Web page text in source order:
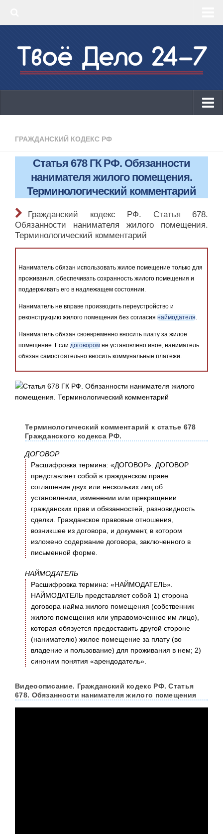
‣ КБК 2019
КБК 2019
ОКВЭД 2019
Онлайн-кассы 2019: 54-ФЗ!
Законодательство
ГРАЖДАНСКИЙ КОДЕКС РФ
Статья 678 ГК РФ. Обязанности
нанимателя жилого помещения.
Терминологический комментарий
Гражданский кодекс РФ. Статья 678.
Обязанности нанимателя жилого помещения.
Терминологический комментарий
Наниматель обязан использовать жилое помещение только для
проживания, обеспечивать сохранность жилого помещения и
поддерживать его в надлежащем состоянии.
Наниматель не вправе производить переустройство и
реконструкцию жилого помещения без согласия наймодателя.
Наниматель обязан своевременно вносить плату за жилое
помещение. Если договором не установлено иное, наниматель
обязан самостоятельно вносить коммунальные платежи.
Терминологический комментарий к статье 678
Гражданского кодекса РФ.
ДОГОВОР
Расшифровка термина: «ДОГОВОР». ДОГОВОР
представляет собой в гражданском праве
соглашение двух или нескольких лиц об
установлении, изменении или прекращении
гражданских прав и обязанностей, разновидность
сделки. Гражданское правовые отношения,
возникшее из договора, и документ, в котором
изложено содержание договора, заключенного в
письменной форме.
НАЙМОДАТЕЛЬ
Расшифровка термина: «НАЙМОДАТЕЛЬ».
НАЙМОДАТЕЛЬ представляет собой 1) сторона
договора найма жилого помещения (собственник
жилого помещения или управомоченное им лицо),
которая обязуется предоставить другой стороне
(нанимателю) жилое помещение за плату (во
владение и пользование) для проживания в нем; 2)
синоним понятия «арендодатель».
Видеоописание. Гражданский кодекс РФ. Статья
678. Обязанности нанимателя жилого помещения